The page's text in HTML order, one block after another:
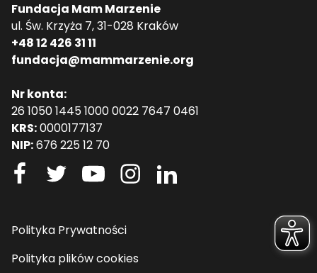
Fundacja Mam Marzenie
ul. Św. Krzyża 7, 31-028 Kraków
+48 12 426 31 11
fundacja@mammarzenie.org
Nr konta:
26 1050 1445 1000 0022 7647 0461
KRS:0000177137
NIP:676 225 12 70
Polityka Prywatności
Polityka plików cookies